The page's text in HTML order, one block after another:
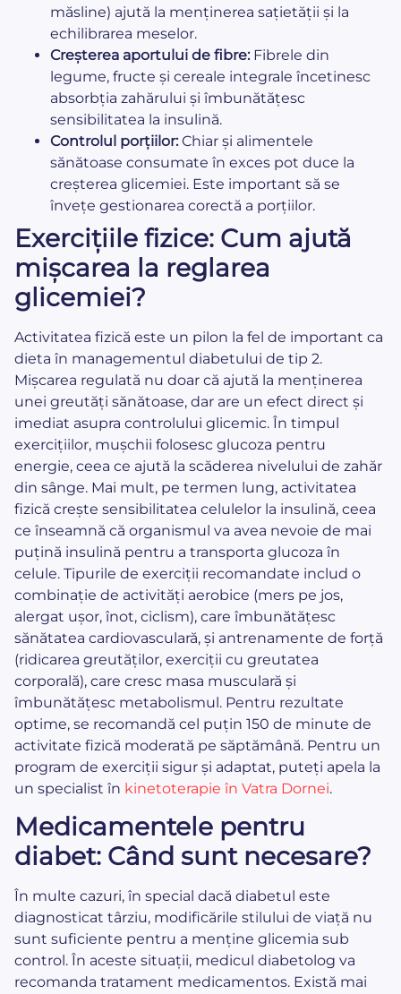
măsline) ajută la menținerea sațietății și la
echilibrarea meselor.
Creșterea aportului de fibre:Fibrele din
legume, fructe și cereale integrale încetinesc
absorbția zahărului și îmbunătățesc
sensibilitatea la insulină.
Controlul porțiilor:Chiar și alimentele
sănătoase consumate în exces pot duce la
creșterea glicemiei. Este important să se
învețe gestionarea corectă a porțiilor.
Exercițiile fizice: Cum ajută
mișcarea la reglarea
glicemiei?
Activitatea fizică este un pilon la fel de important ca
dieta în managementul diabetului de tip 2.
Mișcarea regulată nu doar că ajută la menținerea
unei greutăți sănătoase, dar are un efect direct și
imediat asupra controlului glicemic. În timpul
exercițiilor, mușchii folosesc glucoza pentru
energie, ceea ce ajută la scăderea nivelului de zahăr
din sânge. Mai mult, pe termen lung, activitatea
fizică crește sensibilitatea celulelor la insulină, ceea
ce înseamnă că organismul va avea nevoie de mai
puțină insulină pentru a transporta glucoza în
celule. Tipurile de exerciții recomandate includ o
combinație de activități aerobice (mers pe jos,
alergat ușor, înot, ciclism), care îmbunătățesc
sănătatea cardiovasculară, și antrenamente de forță
(ridicarea greutăților, exerciții cu greutatea
corporală), care cresc masa musculară și
îmbunătățesc metabolismul. Pentru rezultate
optime, se recomandă cel puțin 150 de minute de
activitate fizică moderată pe săptămână. Pentru un
program de exerciții sigur și adaptat, puteți apela la
un specialist în kinetoterapie în Vatra Dornei.
Medicamentele pentru
diabet: Când sunt necesare?
În multe cazuri, în special dacă diabetul este
diagnosticat târziu, modificările stilului de viață nu
sunt suficiente pentru a menține glicemia sub
control. În aceste situații, medicul diabetolog va
recomanda tratament medicamentos. Există mai